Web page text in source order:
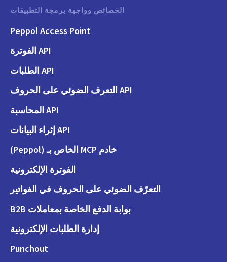
الخصائص وواجهة برمجة التطبيقات
Peppol Access Point
API الفوترة
API الطلبات
API التعرف الضوئي على الحروف
API المحاسبة
API إثراء البيانات
خادم MCP الخاص بـ (Peppol)
الفوترة الإلكترونية
التعرّف الضوئي على الحروف في الفواتير
بوابة الدفع الخاصة بمعاملات B2B
إدارة الطلبات الإلكترونية
Punchout